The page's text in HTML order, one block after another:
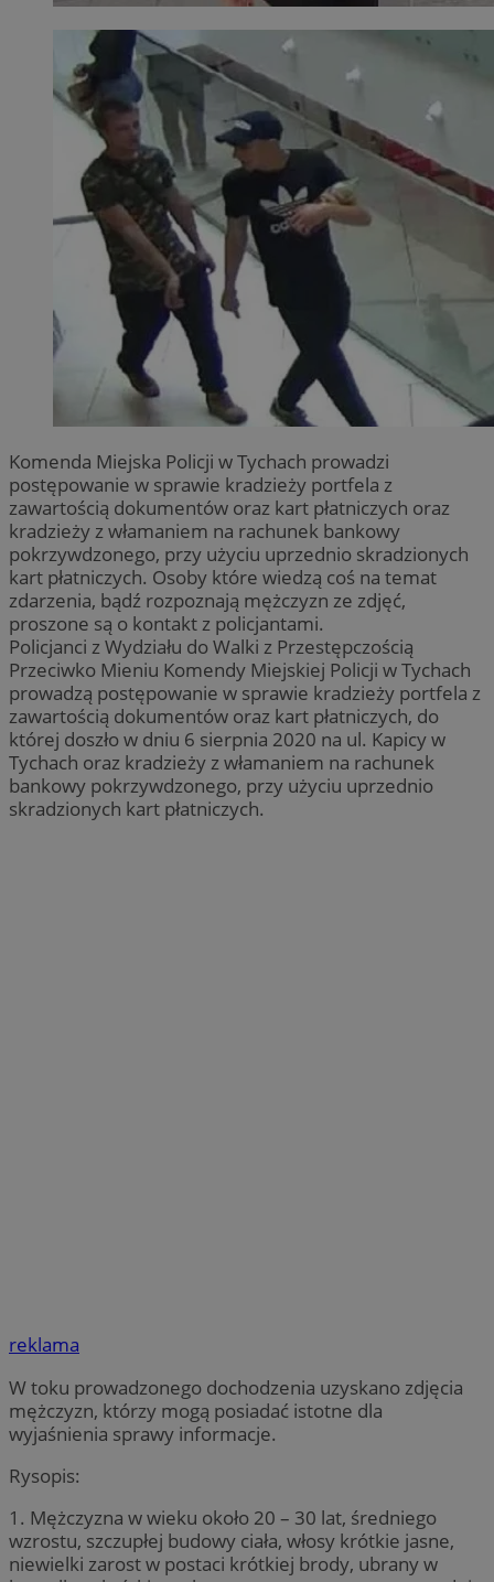
Komenda Miejska Policji w Tychach prowadzi
postępowanie w sprawie kradzieży portfela z
zawartością dokumentów oraz kart płatniczych oraz
kradzieży z włamaniem na rachunek bankowy
pokrzywdzonego, przy użyciu uprzednio skradzionych
kart płatniczych. Osoby które wiedzą coś na temat
zdarzenia, bądź rozpoznają mężczyzn ze zdjęć,
proszone są o kontakt z policjantami.
Policjanci z Wydziału do Walki z Przestępczością
Przeciwko Mieniu Komendy Miejskiej Policji w Tychach
prowadzą postępowanie w sprawie kradzieży portfela z
zawartością dokumentów oraz kart płatniczych, do
której doszło w dniu 6 sierpnia 2020 na ul. Kapicy w
Tychach oraz kradzieży z włamaniem na rachunek
bankowy pokrzywdzonego, przy użyciu uprzednio
skradzionych kart płatniczych.
reklama
W toku prowadzonego dochodzenia uzyskano zdjęcia
mężczyzn, którzy mogą posiadać istotne dla
wyjaśnienia sprawy informacje.
Rysopis:
1. Mężczyzna w wieku około 20 – 30 lat, średniego
wzrostu, szczupłej budowy ciała, włosy krótkie jasne,
niewielki zarost w postaci krótkiej brody, ubrany w